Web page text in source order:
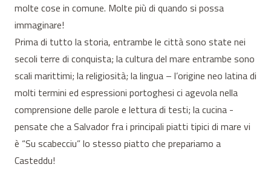
molte cose in comune. Molte più di quando si possa
immaginare!
Prima di tutto la storia, entrambe le città sono state nei
secoli terre di conquista; la cultura del mare entrambe sono
scali marittimi; la religiosità; la lingua – l’origine neo latina di
molti termini ed espressioni portoghesi ci agevola nella
comprensione delle parole e lettura di testi; la cucina -
pensate che a Salvador fra i principali piatti tipici di mare vi
è “Su scabecciu” lo stesso piatto che prepariamo a
Casteddu!